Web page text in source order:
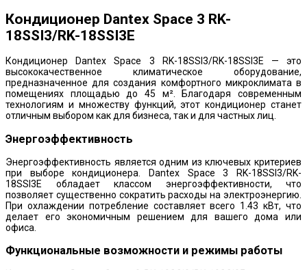
Кондиционер Dantex Space 3 RK-
18SSI3/RK-18SSI3E
Кондиционер Dantex Space 3 RK-18SSI3/RK-18SSI3E — это
высококачественное климатическое оборудование,
предназначенное для создания комфортного микроклимата в
помещениях площадью до 45 м². Благодаря современным
технологиям и множеству функций, этот кондиционер станет
отличным выбором как для бизнеса, так и для частных лиц.
Энергоэффективность
Энергоэффективность является одним из ключевых критериев
при выборе кондиционера. Dantex Space 3 RK-18SSI3/RK-
18SSI3E обладает классом энергоэффективности, что
позволяет существенно сократить расходы на электроэнергию.
При охлаждении потребление составляет всего 1.43 кВт, что
делает его экономичным решением для вашего дома или
офиса.
Функциональные возможности и режимы работы